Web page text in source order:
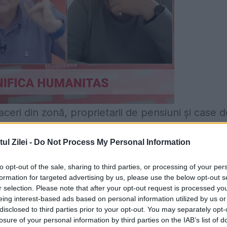
Zilei - Do Not Process My Personal Information
opt-out of the sale, sharing to third parties, or processing of your
for targeted advertising by us, please use the below opt-out
selection. Please note that after your opt-out request is processed
interest-based ads based on personal information utilized by us
to third parties prior to your opt-out. You may separately
of your personal information by third parties on the IAB’s list of
din zonă, proprietarii de pensiuni şi case
de schi în zonă. Aceasta are trei pârtii de
600 de metri şi o pistă pentru snowboarderi,
tunuri de zăpadă. Baza pârtiei se află lângă
la o altitudine de 1.000 de metri, în Munţii